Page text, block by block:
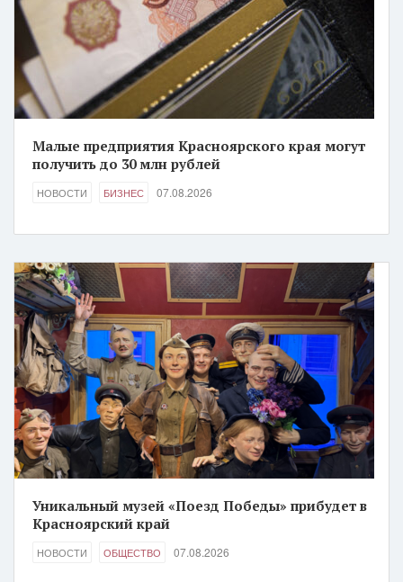
Малые предприятия Красноярского края могут
получить до 30 млн рублей
НОВОСТИ БИЗНЕС 07.08.2026
Уникальный музей «Поезд Победы» прибудет в
Красноярский край
НОВОСТИ ОБЩЕСТВО 07.08.2026